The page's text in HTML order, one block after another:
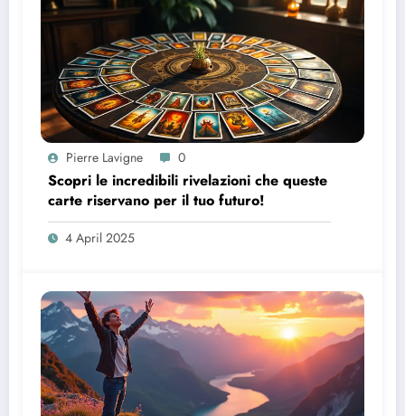
Pierre Lavigne 0
Scopri le incredibili rivelazioni che queste
carte riservano per il tuo futuro!
4 April 2025